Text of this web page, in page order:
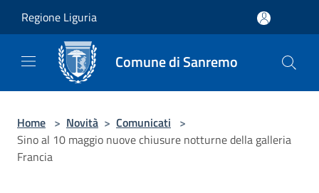
Regione Liguria
Comune di Sanremo
Home > Novità > Comunicati >
Sino al 10 maggio nuove chiusure notturne della galleria
Francia